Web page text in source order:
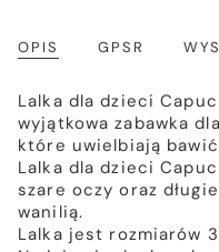
OPIS GPSR
Lalka dla dzieci
wyjątkowa zabawka
które uwielbiają
Lalka dla dzieci
szare oczy oraz
wanilią.
Lalka jest rozmiarów